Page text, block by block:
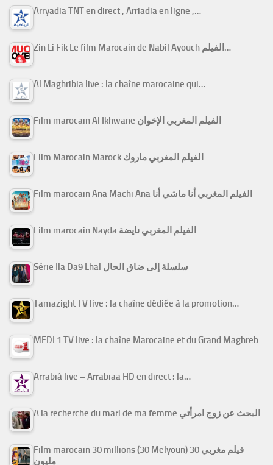
Arryadia TNT en direct , Arriadia en ligne ,…
Zin Li Fik Le film Marocain de Nabil Ayouch الفيلم…
Al Maghribia live : la chaîne marocaine qui…
Film marocain Al Ikhwane الفيلم المغربي الإخوان
Film Marocain Marock الفيلم المغربي ماروك
Film marocain Ana Machi Ana الفيلم المغربي أنا ماشي أنا
Film marocain Nayda الفيلم المغربي نايضة
Série Ila Da9 Lhal سلسلة إلى ضاق الحال
Tamazight TV live : la chaîne dédiée à la promotion…
MEDI 1 TV live : la chaîne Marocaine et du Grand Maghreb
Arrabiâ live – Arrabiaa HD en direct : la…
A la recherche du mari de ma femme البحث عن زوج امرأتي
Film marocain 30 millions (30 Melyoun) فيلم مغربي 30
مليون